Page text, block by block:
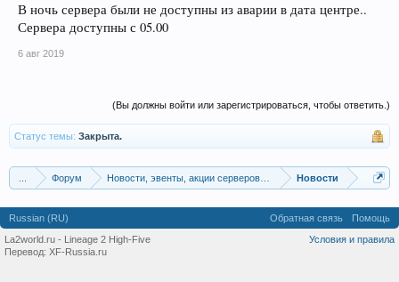
В ночь сервера были не доступны из аварии в дата центре..
Сервера доступны с 05.00
6 авг 2019
(Вы должны войти или зарегистрироваться, чтобы ответить.)
Статус темы: Закрыта.
Форум Новости, эвенты, акции серверов La2world.ruНовости
Russian (RU) Обратная связь
Помощь
Условия и правила
La2world.ru - Lineage 2 High-Five
Перевод: XF-Russia.ru